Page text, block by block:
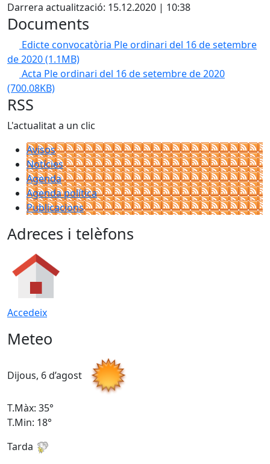
Darrera actualització: 15.12.2020 | 10:38
Documents
Edicte convocatòria Ple ordinari del 16 de setembre
de 2020(1.1MB)
Acta Ple ordinari del 16 de setembre de 2020
(700.08KB)
RSS
L'actualitat a un clic
Avisos
Notícies
Agenda
Agenda política
Publicacions
Adreces i telèfons
Accedeix
Meteo
Dijous, 6 d’agost
T.Màx: 35°
T.Min: 18°
Tarda